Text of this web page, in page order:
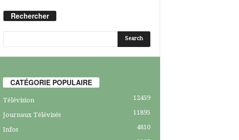
Rechercher
CATÉGORIE POPULAIRE
Télévision 12459
Journaux Télévisés 11895
Infos
4810